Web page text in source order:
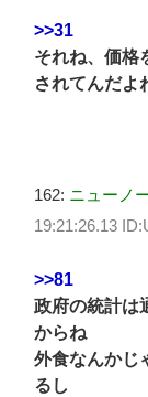
>>31
それね、価格
されてんだよ
162: ニューノ
19:21:26.13
>>81
政府の統計は
からね
外食なんかじ
るし